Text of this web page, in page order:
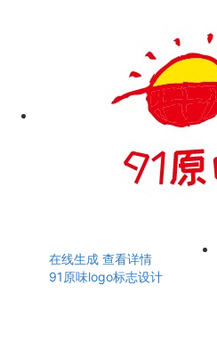
在线生成 查看详情
91原味logo标志设计